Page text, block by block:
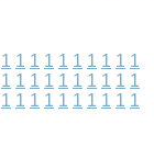
1 1 1 1 1 1 1 1 1 1
1 1 1 1 1 1 1 1 1 1
1 1 1 1 1 1 1 1 1 1